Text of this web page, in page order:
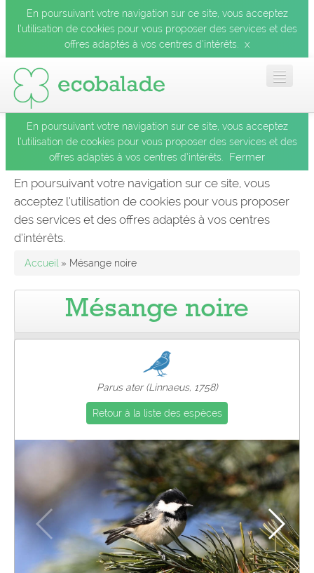
En poursuivant votre navigation sur ce site, vous acceptez
l’utilisation de cookies pour vous proposer des services et des
offres adaptés à vos centres d’intérêts.
x
Accueil
Les balades
Les espèces
Le blog
Pro
En poursuivant votre navigation sur ce site, vous acceptez
l’utilisation de cookies pour vous proposer des services et des
offres adaptés à vos centres d’intérêts.
Fermer
En poursuivant votre navigation sur ce site, vous
acceptez l’utilisation de cookies pour vous proposer
des services et des offres adaptés à vos centres
d’intérêts.
Accueil » Mésange noire
Mésange noire
Parus ater (Linnaeus, 1758)
Retour à la liste des espèces